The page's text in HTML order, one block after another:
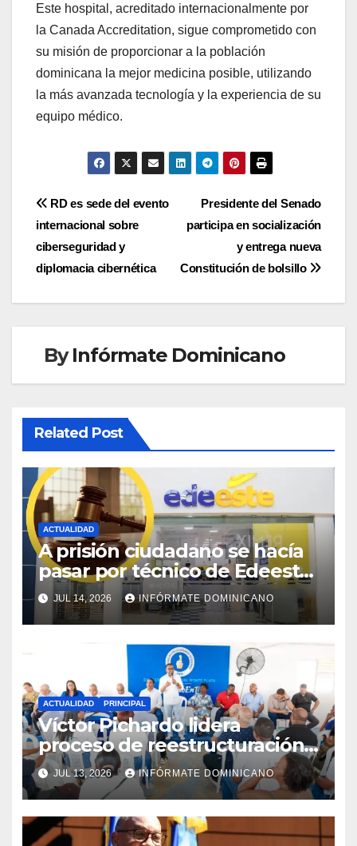
Este hospital, acreditado internacionalmente por
la Canada Accreditation, sigue comprometido con
su misión de proporcionar a la población
dominicana la mejor medicina posible, utilizando
la más avanzada tecnología y la experiencia de su
equipo médico.
Navegación
de
entradas
Presidente del Senado
participa en socialización
y entrega nueva
Constitución de bolsillo
RD es sede del evento
internacional sobre
ciberseguridad y
diplomacia cibernética
ByInfórmate Dominicano
Related Post
ACTUALIDAD
A prisión ciudadano se hacía
pasar por técnico de Edeeste
para estafar a dueños de
comercios
JUL 14, 2026 INFÓRMATE DOMINICANO
ACTUALIDAD PRINCIPAL
Víctor Pichardo lidera
proceso de reestructuración y
fortalecimiento del PRM en
Monte Plata
JUL 13, 2026 INFÓRMATE DOMINICANO